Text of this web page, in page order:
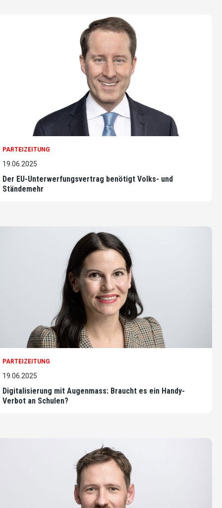
PARTEIZEITUNG
19.06.2025
Der EU-Unterwerfungsvertrag benötigt Volks- und
Ständemehr
PARTEIZEITUNG
19.06.2025
Digitalisierung mit Augenmass: Braucht es ein Handy-
Verbot an Schulen?